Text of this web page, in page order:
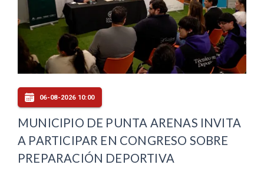
06-08-2026 10:00
MUNICIPIO DE PUNTA ARENAS INVITA
A PARTICIPAR EN CONGRESO SOBRE
PREPARACIÓN DEPORTIVA